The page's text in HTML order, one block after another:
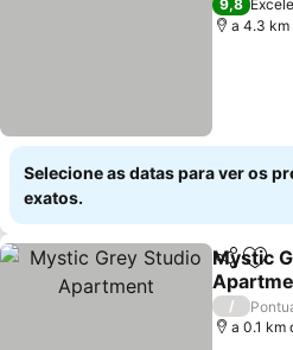
9,8
a 4.3 km
Selecione as datas para ver os
exatos.
Partilhar
Mystic
Ver
/
a 0.1 km